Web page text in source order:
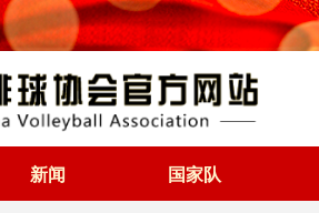
新闻 国家队